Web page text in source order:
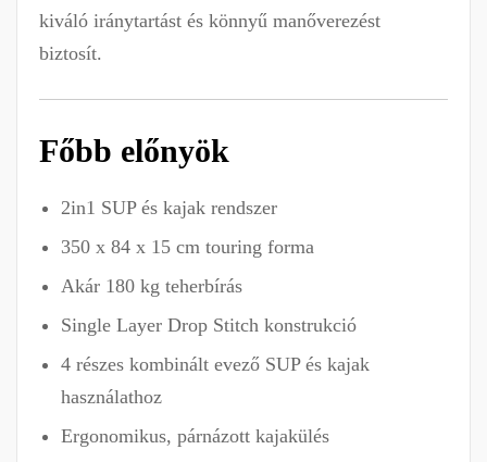
kiváló iránytartást és könnyű manőverezést
biztosít.
Főbb előnyök
2in1 SUP és kajak rendszer
350 x 84 x 15 cm touring forma
Akár 180 kg teherbírás
Single Layer Drop Stitch konstrukció
4 részes kombinált evező SUP és kajak
használathoz
Ergonomikus, párnázott kajakülés